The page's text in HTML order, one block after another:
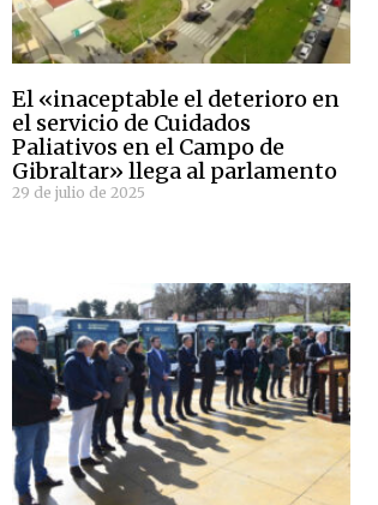
El «inaceptable el deterioro en
el servicio de Cuidados
Paliativos en el Campo de
Gibraltar» llega al parlamento
29 de julio de 2025